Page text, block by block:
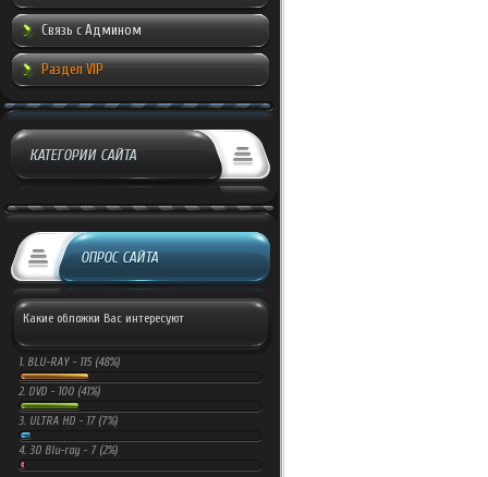
Связь с Админом
Раздел VIP
КАТЕГОРИИ САЙТА
ОПРОС САЙТА
Какие обложки Вас интересуют
1. BLU-RAY - 115 (48%)
2. DVD - 100 (41%)
3. ULTRA HD - 17 (7%)
4. 3D Blu-ray - 7 (2%)